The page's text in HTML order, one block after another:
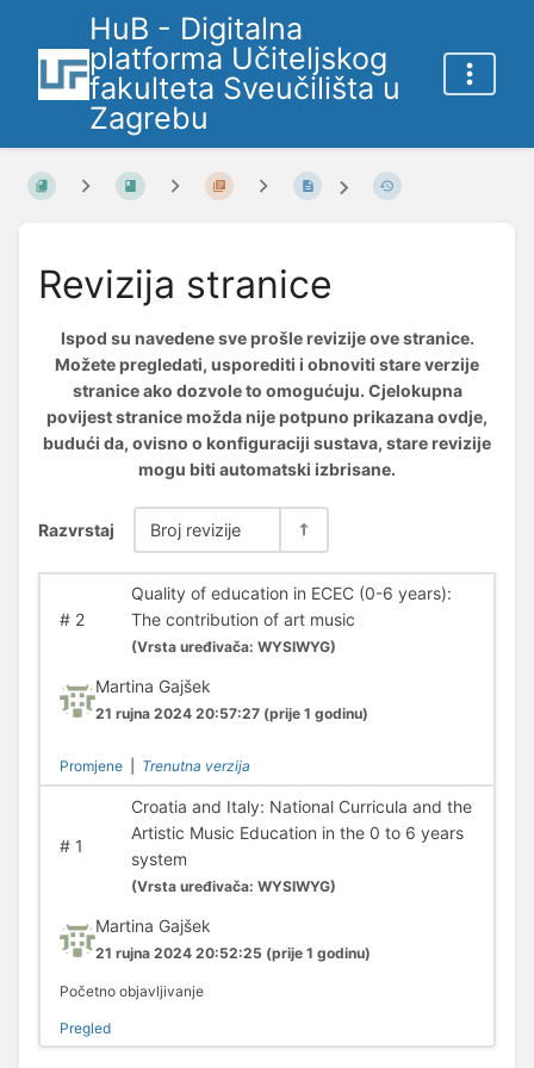
HuB - Digitalna
platforma Učiteljskog
fakulteta Sveučilišta u
Zagrebu
Revizija stranice
Ispod su navedene sve prošle revizije ove stranice.
Možete pregledati, usporediti i obnoviti stare verzije
stranice ako dozvole to omogućuju. Cjelokupna
povijest stranice možda nije potpuno prikazana ovdje,
budući da, ovisno o konfiguraciji sustava, stare revizije
mogu biti automatski izbrisane.
Razvrstaj Broj revizije
#2
Quality of education in ECEC (0-6 years):
The contribution of art music
(Vrsta uređivača: WYSIWYG)
Martina Gajšek
21 rujna 2024 20:57:27 (prije 1 godinu)
Promjene Trenutna verzija
#1
Croatia and Italy: National Curricula and the
Artistic Music Education in the 0 to 6 years
system
(Vrsta uređivača: WYSIWYG)
Martina Gajšek
21 rujna 2024 20:52:25 (prije 1 godinu)
Početno objavljivanje
Pregled